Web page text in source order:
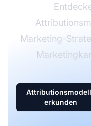
Marketing-
erkunden